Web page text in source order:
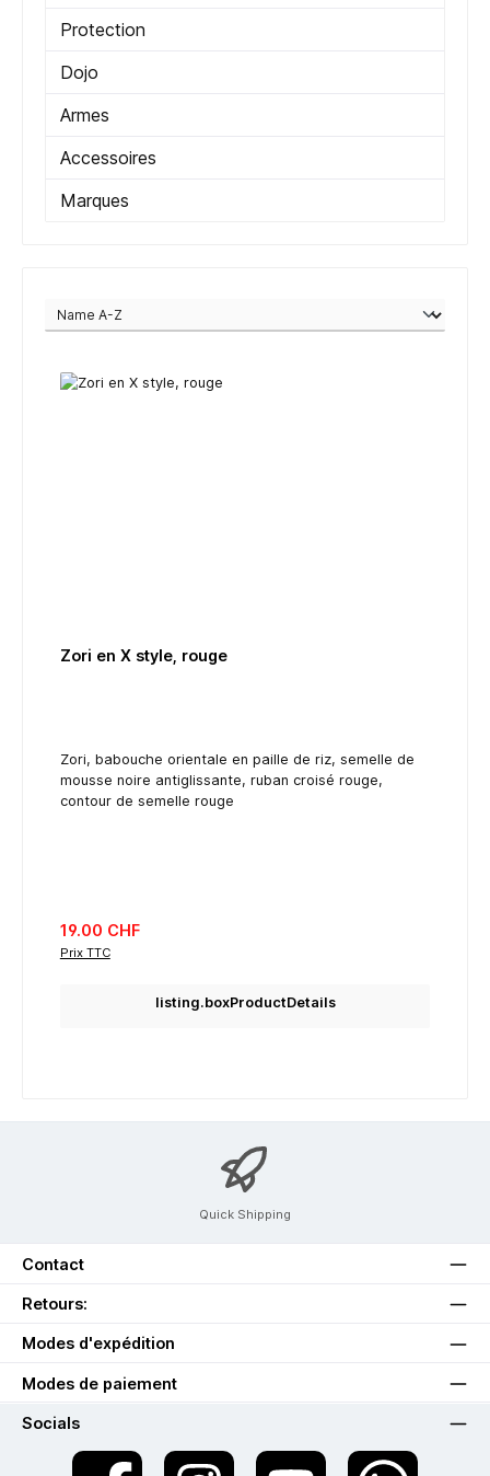
Protection
Dojo
Armes
Accessoires
Marques
Zori en X style, rouge
Zori, babouche orientale en paille de riz, semelle de
mousse noire antiglissante, ruban croisé rouge,
contour de semelle rouge
listing.regularPriceLabel
19.00 CHF
Prix TTC
listing.boxProductDetails
Quick Shipping
Contact
Retours:
Modes d'expédition
Modes de paiement
Socials